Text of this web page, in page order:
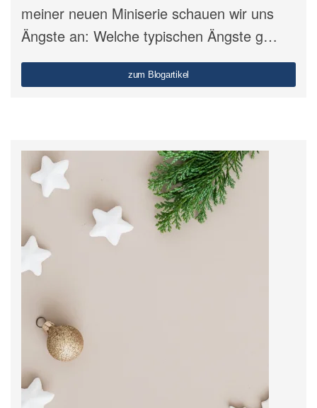
meiner neuen Miniserie schauen wir uns
Ängste an: Welche typischen Ängste g…
zum Blogartikel